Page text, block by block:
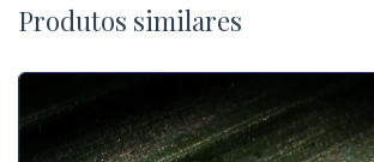
Produtos similares